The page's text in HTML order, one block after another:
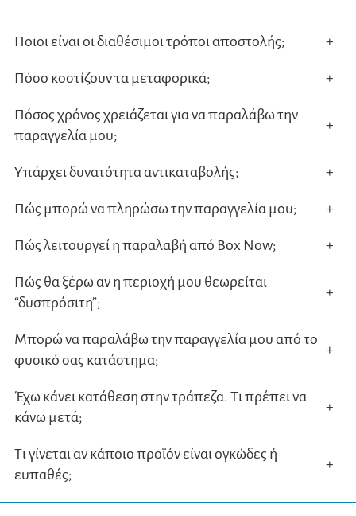
Ποιοι είναι οι διαθέσιμοι τρόποι αποστολής; +
Πόσο κοστίζουν τα μεταφορικά; +
Πόσος χρόνος χρειάζεται για να παραλάβω την
παραγγελία μου;
+
Υπάρχει δυνατότητα αντικαταβολής; +
Πώς μπορώ να πληρώσω την παραγγελία μου; +
Πώς λειτουργεί η παραλαβή από Box Now; +
Πώς θα ξέρω αν η περιοχή μου θεωρείται
“δυσπρόσιτη”;
+
Μπορώ να παραλάβω την παραγγελία μου από το
φυσικό σας κατάστημα;
+
Έχω κάνει κατάθεση στην τράπεζα. Τι πρέπει να
κάνω μετά;
+
Τι γίνεται αν κάποιο προϊόν είναι ογκώδες ή
ευπαθές;
+